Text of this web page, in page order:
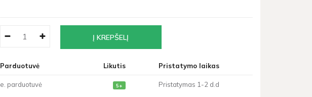
Parduotuvė Likutis Pristatymo laikas
e. parduotuvė 5+ Pristatymas 1-2 d.d